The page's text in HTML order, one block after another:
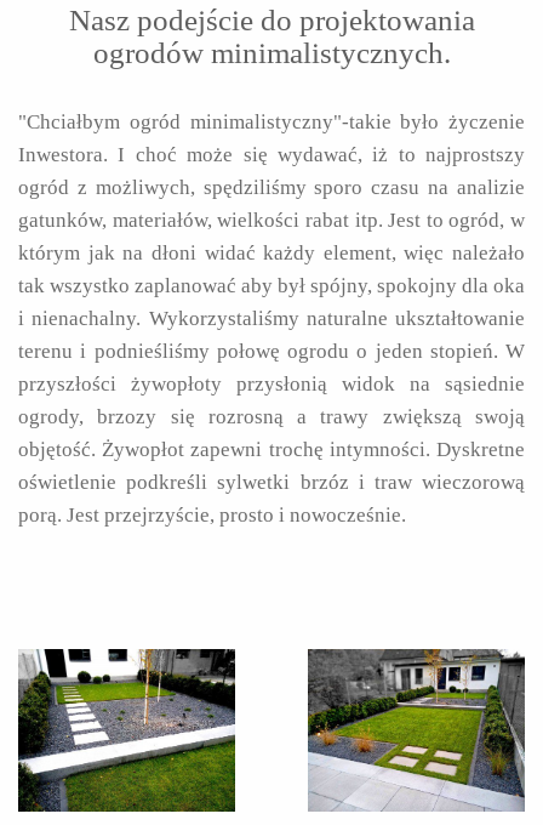
Nasz podejście do projektowania
ogrodów minimalistycznych.
"Chciałbym ogród minimalistyczny"-takie było życzenie
Inwestora. I choć może się wydawać, iż to najprostszy
ogród z możliwych, spędziliśmy sporo czasu na analizie
gatunków, materiałów, wielkości rabat itp. Jest to ogród, w
którym jak na dłoni widać każdy element, więc należało
tak wszystko zaplanować aby był spójny, spokojny dla oka
i nienachalny. Wykorzystaliśmy naturalne ukształtowanie
terenu i podnieśliśmy połowę ogrodu o jeden stopień. W
przyszłości żywopłoty przysłonią widok na sąsiednie
ogrody, brzozy się rozrosną a trawy zwiększą swoją
objętość. Żywopłot zapewni trochę intymności. Dyskretne
oświetlenie podkreśli sylwetki brzóz i traw wieczorową
porą. Jest przejrzyście, prosto i nowocześnie.